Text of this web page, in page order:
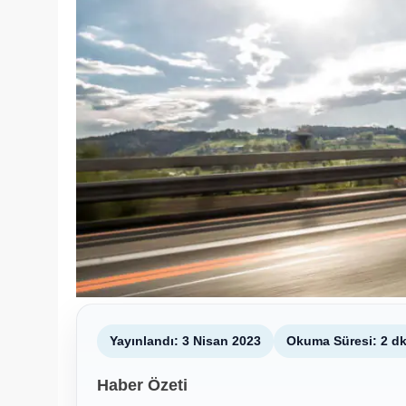
Yayınlandı: 3 Nisan 2023 Okuma Süresi: 2 dk
Haber Özeti